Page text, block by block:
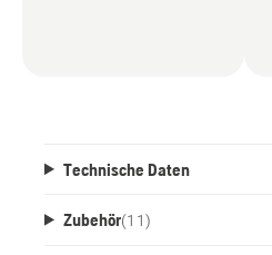
Technische Daten
Zubehör(11)